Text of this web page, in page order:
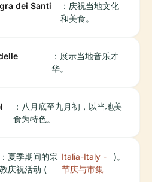
dei Santi
：庆祝当地文化
和美食。
：展示当地音乐才
华。
：八月底至九月初，以当地美
食为特色。
：夏季期间的宗
教庆祝活动 (
Italia-Italy -
节庆与市集
)。